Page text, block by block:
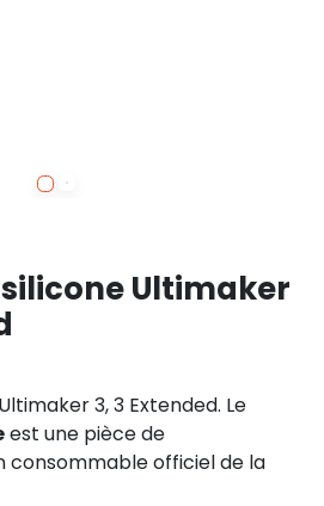
Ultimaker
3, 3 Extended. Le
est une pièce de
consommable officiel de la